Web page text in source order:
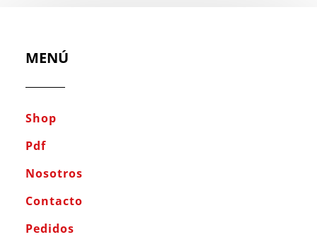
MENÚ
Shop
Pdf
Nosotros
Contacto
Pedidos